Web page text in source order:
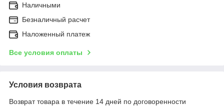
Наличными
Безналичный расчет
Наложенный платеж
Все условия оплаты
Условия возврата
Возврат товара в течение 14 дней по договоренности